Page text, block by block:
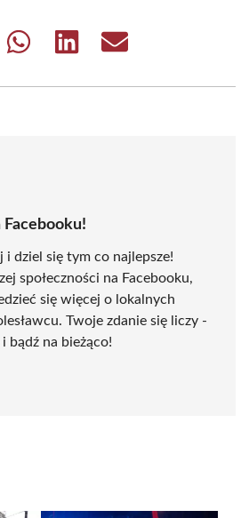
Share
Share
Share
Facebooku!
dziel się tym co najlepsze!
społeczności na Facebooku,
się więcej o lokalnych
Twoje zdanie się liczy -
bądź na bieżąco!